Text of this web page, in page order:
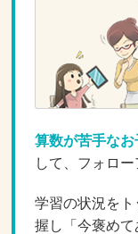
算数が苦手な
して、フォロー
学習の状況を
握し「今褒め